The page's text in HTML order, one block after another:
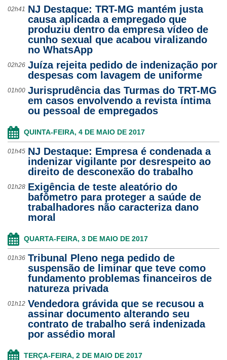
02h41 NJ Destaque: TRT-MG mantém justa
causa aplicada a empregado que
produziu dentro da empresa vídeo de
cunho sexual que acabou viralizando
no WhatsApp
02h26 Juíza rejeita pedido de indenização por
despesas com lavagem de uniforme
01h00 Jurisprudência das Turmas do TRT-MG
em casos envolvendo a revista íntima
ou pessoal de empregados
QUINTA-FEIRA, 4 DE MAIO DE 2017
01h45 NJ Destaque: Empresa é condenada a
indenizar vigilante por desrespeito ao
direito de desconexão do trabalho
01h28 Exigência de teste aleatório do
bafômetro para proteger a saúde de
trabalhadores não caracteriza dano
moral
QUARTA-FEIRA, 3 DE MAIO DE 2017
01h36 Tribunal Pleno nega pedido de
suspensão de liminar que teve como
fundamento problemas financeiros de
natureza privada
01h12 Vendedora grávida que se recusou a
assinar documento alterando seu
contrato de trabalho será indenizada
por assédio moral
TERÇA-FEIRA, 2 DE MAIO DE 2017